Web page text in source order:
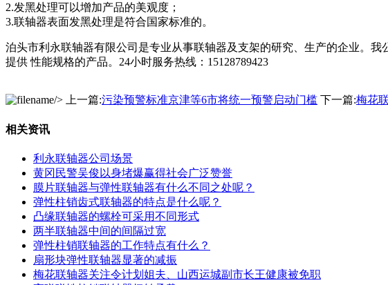
2.发黑处理可以增加产品的美观度；
3.联轴器表面发黑处理是符合国家标准的。
泊头市利永联轴器有限公司是专业从事联轴器及支架的研究、生产的企业。
提供 性能规格的产品。24小时服务热线：15128789423
/> 上一篇:污染预警标准京津等6市将统一预警启动门槛 下一篇:梅花
相关资讯
利永联轴器公司场景
黄冈民警吴俊以身堵爆赢得社会广泛赞誉
膜片联轴器与弹性联轴器有什么不同之处呢？
弹性柱销齿式联轴器的特点是什么呢？
凸缘联轴器的螺栓可采用不同形式
两半联轴器中间的间隔过宽
弹性柱销联轴器的工作特点有什么？
扇形块弹性联轴器显著的减振
梅花联轴器关注令计划姐夫、山西运城副市长王健康被免职